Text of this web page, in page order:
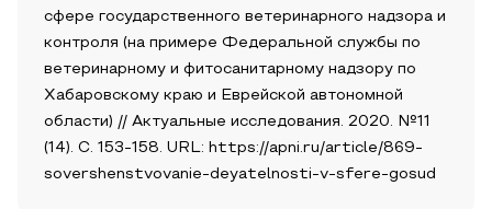
сфере государственного ветеринарного надзора и
контроля (на примере Федеральной службы по
ветеринарному и фитосанитарному надзору по
Хабаровскому краю и Еврейской автономной
области) // Актуальные исследования. 2020. №11
(14). С. 153-158. URL: https://apni.ru/article/869-
sovershenstvovanie-deyatelnosti-v-sfere-gosud